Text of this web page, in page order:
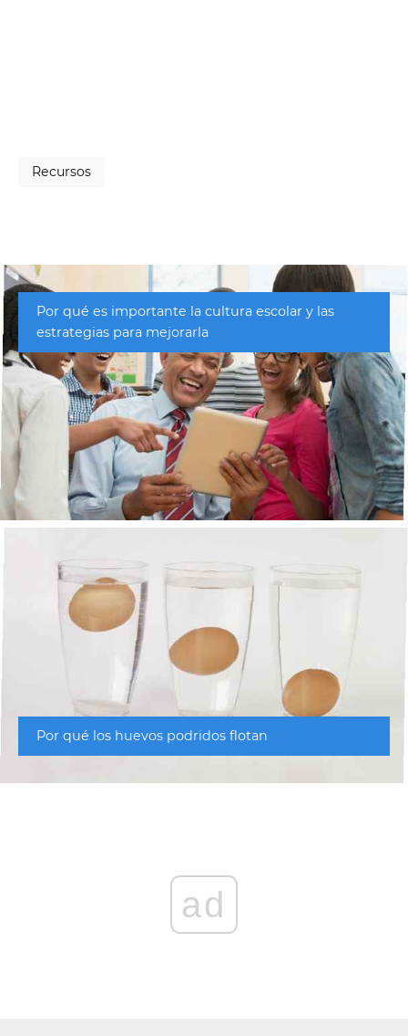
Recursos
Por qué es importante la cultura escolar y las
estrategias para mejorarla
Por qué los huevos podridos flotan
ad